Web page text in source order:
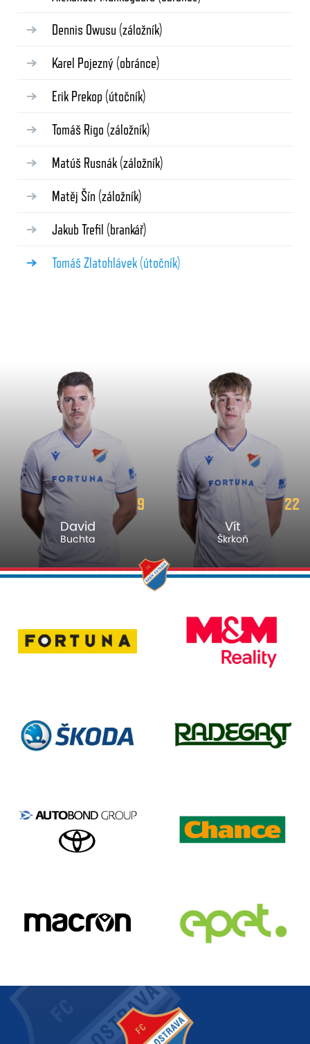
Dennis Owusu (záložník)
Karel Pojezný (obránce)
Erik Prekop (útočník)
Tomáš Rigo (záložník)
Matúš Rusnák (záložník)
Matěj Šín (záložník)
Jakub Trefil (brankář)
Tomáš Zlatohlávek (útočník)
9
David
Buchta
22
Vít
Škrkoň